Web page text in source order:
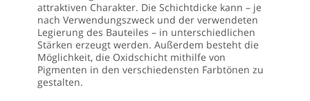
attraktiven Charakter. Die Schichtdicke kann – je
nach Verwendungszweck und der verwendeten
Legierung des Bauteiles – in unterschiedlichen
Stärken erzeugt werden. Außerdem besteht die
Möglichkeit, die Oxidschicht mithilfe von
Pigmenten in den verschiedensten Farbtönen zu
gestalten.